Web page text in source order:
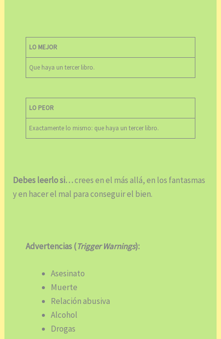
LO MEJOR
Que haya un tercer libro.
LO PEOR
Exactamente lo mismo: que haya un tercer libro.
Debes leerlo si…crees en el más allá, en los fantasmas
y en hacer el mal para conseguir el bien.
Advertencias (Trigger Warnings):
Asesinato
Muerte
Relación abusiva
Alcohol
Drogas